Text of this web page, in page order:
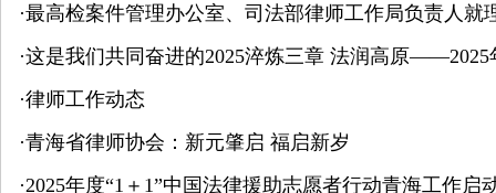
·最高检案件管理办公室、司法部律师工作局负责人
·这是我们共同奋进的2025淬炼三章 法润高原——2025
·律师工作动态
·青海省律师协会：新元肇启 福启新岁
·2025年度“1＋1”中国法律援助志愿者行动青海工作启